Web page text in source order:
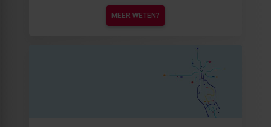
MEER WETEN?